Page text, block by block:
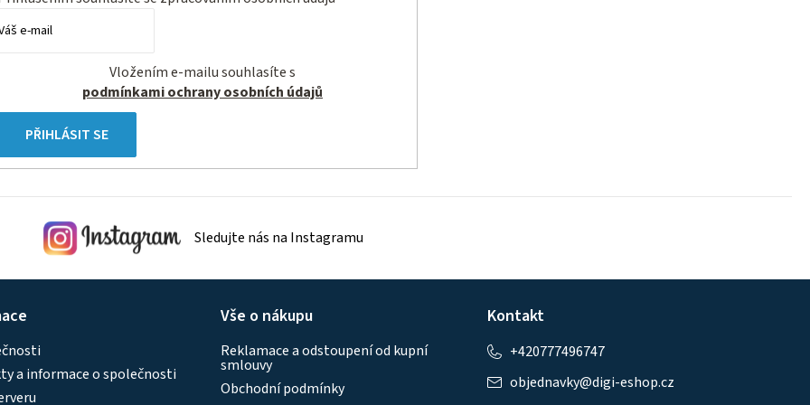
podmínkami ochrany osobních údajů
PŘIHLÁSIT SE
Sledujte nás na Instagramu
a informace o společnosti
Vše o nákupu
Reklamace a odstoupení od kupní
smlouvy
Obchodní podmínky
Kontakt
objednavky@digi-eshop.cz
+420777496747